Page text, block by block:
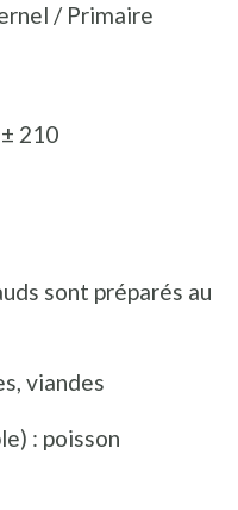
/ Primaire
± 210
sont préparés au
viandes
: poisson